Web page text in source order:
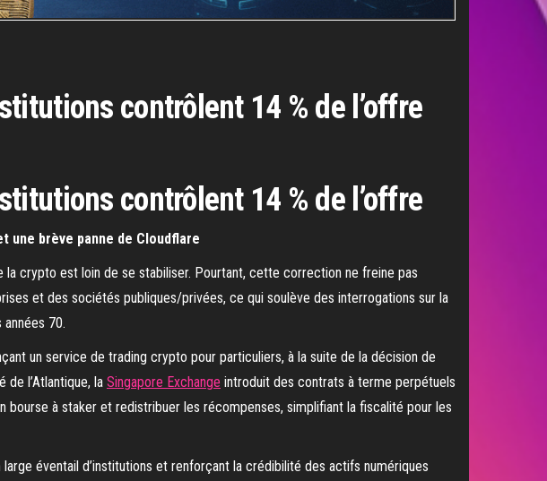
contrôlent 14 % de l’offre
contrôlent 14 % de l’offre
une brève panne de Cloudflare
la crypto est loin de se stabiliser. Pourtant, cette correction ne freine pas
et des sociétés publiques/privées, ce qui soulève des interrogations sur la
années 70.
un service de trading crypto pour particuliers, à la suite de la décision de
de l’Atlantique, la Singapore Exchange introduit des contrats à terme perpétuels
bourse à staker et redistribuer les récompenses, simplifiant la fiscalité pour les
éventail d’institutions et renforçant la crédibilité des actifs numériques